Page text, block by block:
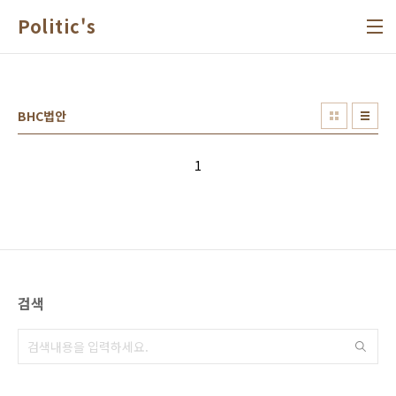
Politic's
BHC법안
1
검색